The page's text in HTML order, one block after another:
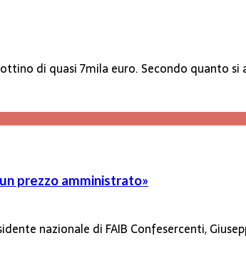
di quasi 7mila euro. Secondo quanto si
prezzo amministrato»
nazionale di FAIB Confesercenti,